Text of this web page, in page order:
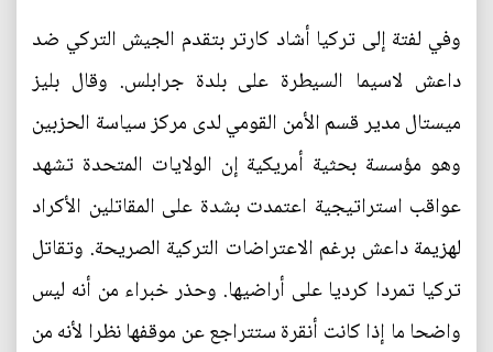
وفي لفتة إلى تركيا أشاد كارتر بتقدم الجيش التركي ضد
داعش لاسيما السيطرة على بلدة جرابلس. وقال بليز
ميستال مدير قسم الأمن القومي لدى مركز سياسة الحزبين
وهو مؤسسة بحثية أمريكية إن الولايات المتحدة تشهد
عواقب استراتيجية اعتمدت بشدة على المقاتلين الأكراد
لهزيمة داعش برغم الاعتراضات التركية الصريحة. وتقاتل
تركيا تمردا كرديا على أراضيها. وحذر خبراء من أنه ليس
واضحا ما إذا كانت أنقرة ستتراجع عن موقفها نظرا لأنه من